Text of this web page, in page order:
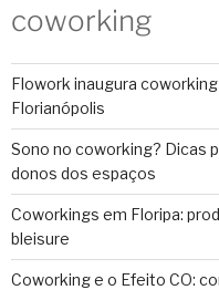
coworking
Flowork inaugura
Florianópolis
Sono no coworking? Dicas
donos dos espaços
Coworkings em Floripa:
bleisure
Coworking e o Efeito CO: